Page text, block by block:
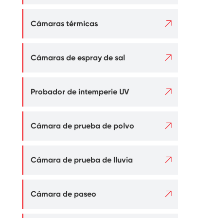
Cámaras térmicas 
Cámaras de espray de sal 
Probador de intemperie UV 
Cámara de prueba de polvo 
Cámara de prueba de lluvia 
Cámara de paseo 